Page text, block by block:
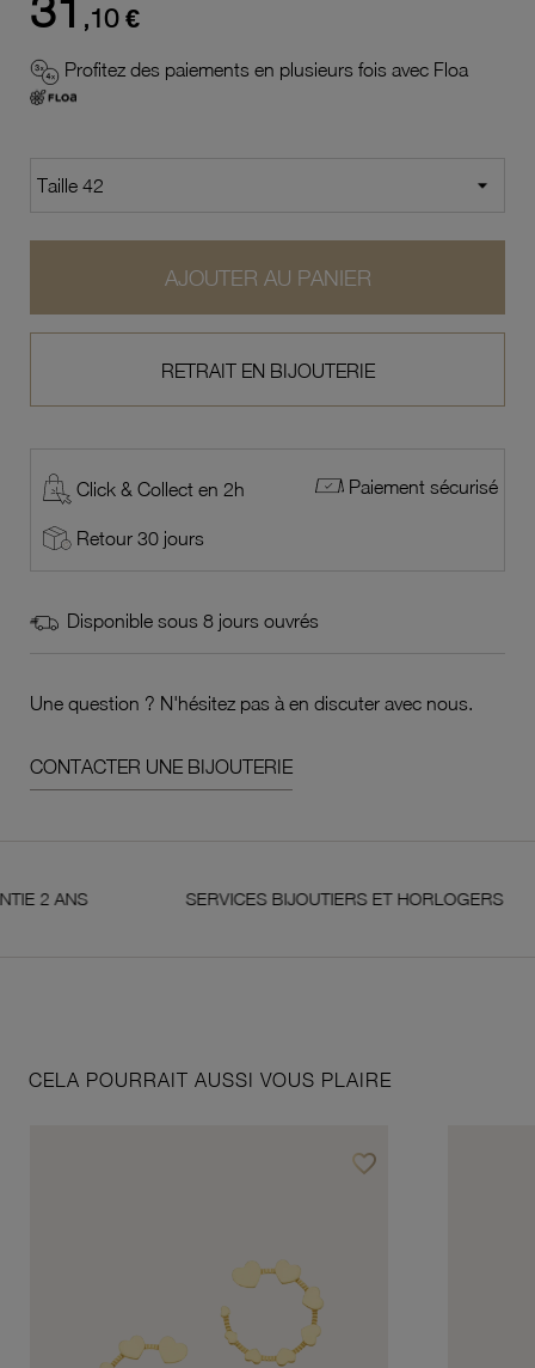
,10 €
Profitez des paiements en plusieurs fois avec Floa
AJOUTER AU PANIER
RETRAIT EN BIJOUTERIE
Click & Collect en 2h Paiement sécurisé
Retour 30 jours
Disponible sous 8 jours ouvrés
Une question ? N'hésitez pas à en discuter avec nous.
CONTACTER UNE BIJOUTERIE
SERVICES BIJOUTIERS ET HORLOGERS
CELA POURRAIT AUSSI VOUS PLAIRE
favorite_borderAjouter à vos favoris